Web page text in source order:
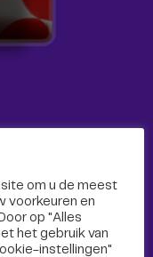
ook via social
om u de meest
voorkeuren en
op "Alles
het gebruik van
instellingen"